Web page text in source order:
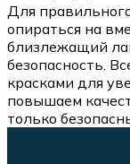
Для
опираться на
близлежащий
безопасность.
красками для
повышаем
только